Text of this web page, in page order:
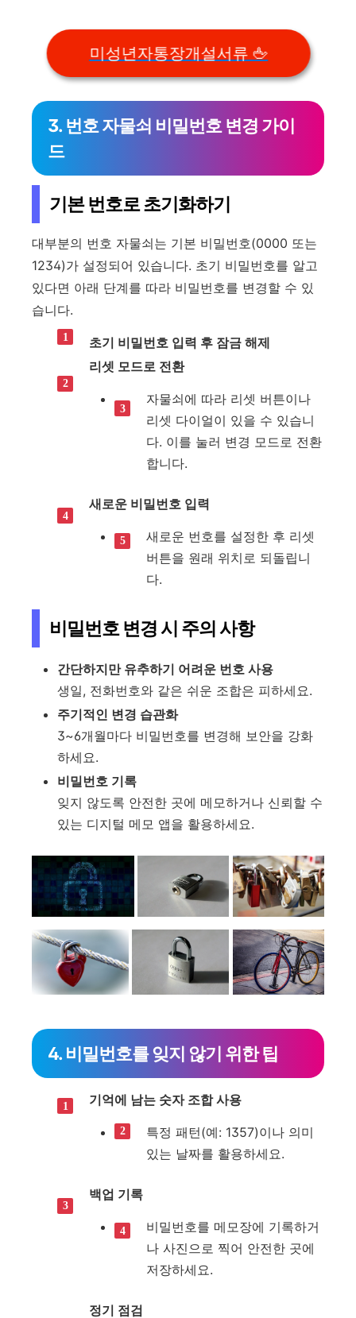
미성년자통장개설서류 🖕
3. 번호 자물쇠 비밀번호 변경 가이
드
기본 번호로 초기화하기
대부분의 번호 자물쇠는 기본 비밀번호(0000 또는
1234)가 설정되어 있습니다. 초기 비밀번호를 알고
있다면 아래 단계를 따라 비밀번호를 변경할 수 있
습니다.
초기 비밀번호 입력 후 잠금 해제
리셋 모드로 전환
자물쇠에 따라 리셋 버튼이나
리셋 다이얼이 있을 수 있습니
다. 이를 눌러 변경 모드로 전환
합니다.
새로운 비밀번호 입력
새로운 번호를 설정한 후 리셋
버튼을 원래 위치로 되돌립니
다.
비밀번호 변경 시 주의 사항
간단하지만 유추하기 어려운 번호 사용
생일, 전화번호와 같은 쉬운 조합은 피하세요.
주기적인 변경 습관화
3~6개월마다 비밀번호를 변경해 보안을 강화
하세요.
비밀번호 기록
잊지 않도록 안전한 곳에 메모하거나 신뢰할 수
있는 디지털 메모 앱을 활용하세요.
4. 비밀번호를 잊지 않기 위한 팁
기억에 남는 숫자 조합 사용
특정 패턴(예: 1357)이나 의미
있는 날짜를 활용하세요.
백업 기록
비밀번호를 메모장에 기록하거
나 사진으로 찍어 안전한 곳에
저장하세요.
정기 점검